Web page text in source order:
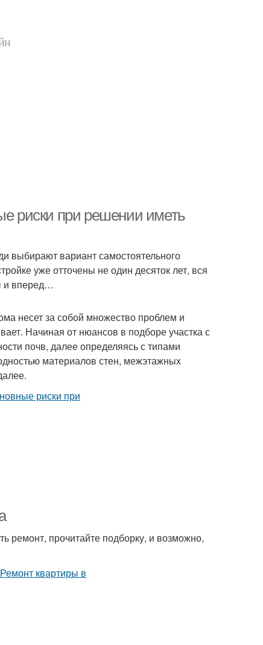
риски при решении иметь
выбирают вариант самостоятельного
уже отточены не один десяток лет, вся
и вперед…
несет за собой множество проблем и
Начиная от нюансов в подборе участка с
почв, далее определяясь с типами
материалов стен, межэтажных
ремонт, прочитайте подборку, и возможно,